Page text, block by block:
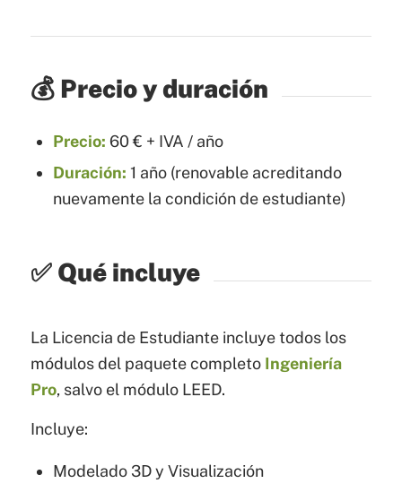
💰 Precio y duración
Precio: 60 € + IVA / año
Duración: 1 año (renovable acreditando
nuevamente la condición de estudiante)
✅ Qué incluye
La Licencia de Estudiante incluye todos los
módulos del paquete completo Ingeniería
Pro, salvo el módulo LEED.
Incluye:
Modelado 3D y Visualización